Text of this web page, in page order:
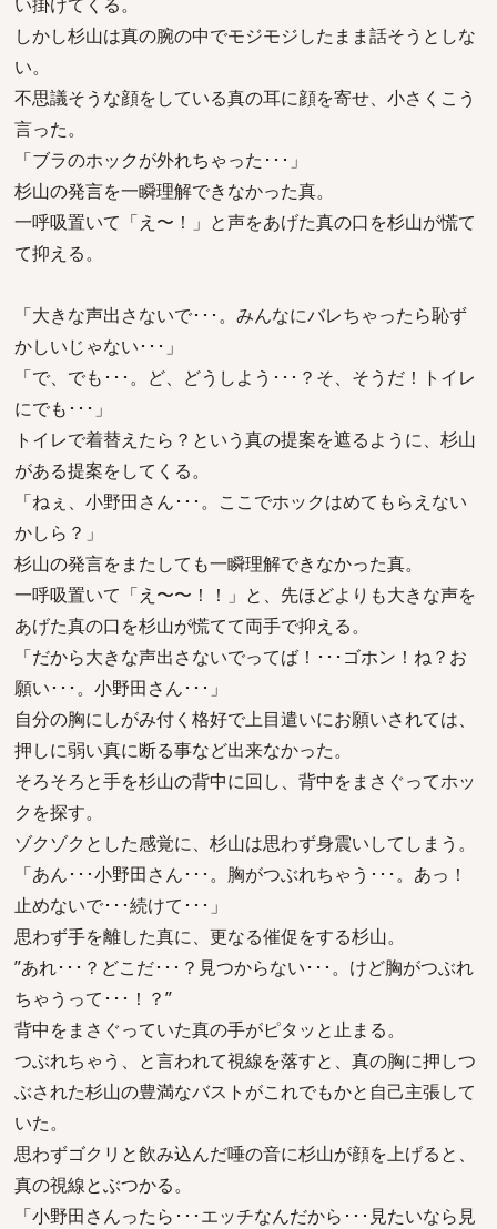
しかし杉山は真の腕の中でモジモジしたまま話そうとしな
い。
不思議そうな顔をしている真の耳に顔を寄せ、小さくこう
言った。
「ブラのホックが外れちゃった･･･」
杉山の発言を一瞬理解できなかった真。
一呼吸置いて「え〜！」と声をあげた真の口を杉山が慌て
て抑える。
「大きな声出さないで･･･。みんなにバレちゃったら恥ず
かしいじゃない･･･」
「で、でも･･･。ど、どうしよう･･･？そ、そうだ！トイレ
にでも･･･」
トイレで着替えたら？という真の提案を遮るように、杉山
がある提案をしてくる。
「ねぇ、小野田さん･･･。ここでホックはめてもらえない
かしら？」
杉山の発言をまたしても一瞬理解できなかった真。
一呼吸置いて「え〜〜！！」と、先ほどよりも大きな声を
あげた真の口を杉山が慌てて両手で抑える。
「だから大きな声出さないでってば！･･･ゴホン！ね？お
願い･･･。小野田さん･･･」
自分の胸にしがみ付く格好で上目遣いにお願いされては、
押しに弱い真に断る事など出来なかった。
そろそろと手を杉山の背中に回し、背中をまさぐってホッ
クを探す。
ゾクゾクとした感覚に、杉山は思わず身震いしてしまう。
「あん･･･小野田さん･･･。胸がつぶれちゃう･･･。あっ！
止めないで･･･続けて･･･」
思わず手を離した真に、更なる催促をする杉山。
”あれ･･･？どこだ･･･？見つからない･･･。けど胸がつぶれ
ちゃうって･･･！？”
背中をまさぐっていた真の手がピタッと止まる。
つぶれちゃう、と言われて視線を落すと、真の胸に押しつ
ぶされた杉山の豊満なバストがこれでもかと自己主張して
いた。
思わずゴクリと飲み込んだ唾の音に杉山が顔を上げると、
真の視線とぶつかる。
「小野田さんったら･･･エッチなんだから･･･見たいなら見